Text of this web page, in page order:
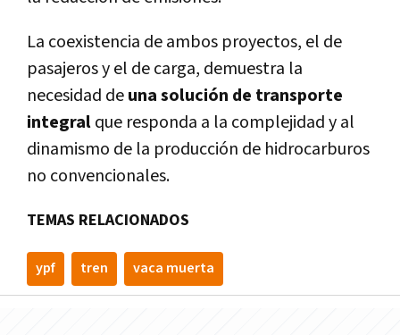
La coexistencia de ambos proyectos, el de
pasajeros y el de carga, demuestra la
necesidad deuna solución de transporte
integralque responda a la complejidad y al
dinamismo de la producción de hidrocarburos
no convencionales.
TEMAS RELACIONADOS
ypf tren vaca muerta